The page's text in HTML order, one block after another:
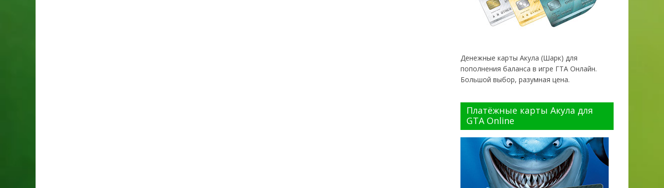
Денежные карты Акула (Шарк) для
пополнения баланса в игре ГТА Онлайн.
Большой выбор, разумная цена.
Платёжные карты Акула для
GTA Online